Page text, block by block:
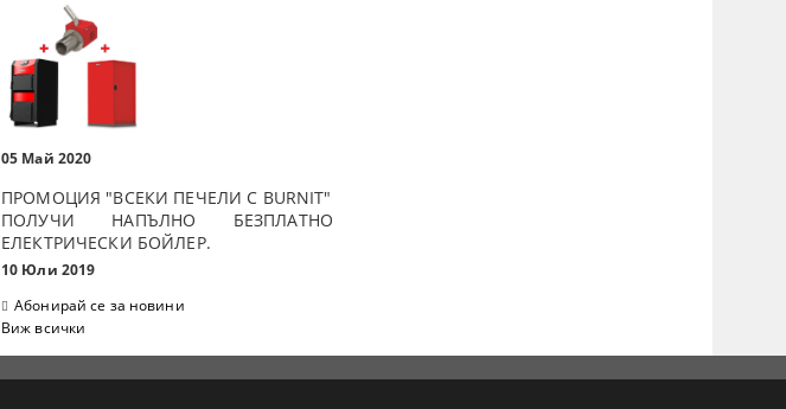
05 Май 2020
ПРОМОЦИЯ "ВСЕКИ ПЕЧЕЛИ С BURNIT"
ПОЛУЧИ НАПЪЛНО БЕЗПЛАТНО
ЕЛЕКТРИЧЕСКИ БОЙЛЕР.
10 Юли 2019
Абонирай се за новини
Виж всички